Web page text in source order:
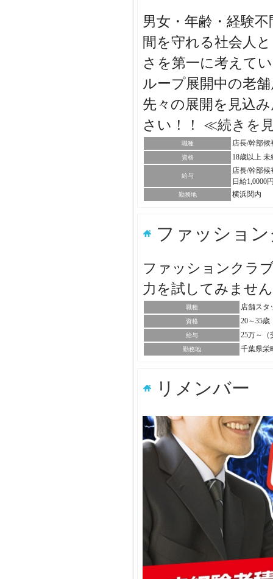
男女・年齢・経験
間を守れる社会人
さを第一に考えて
ループ展開中の老
先々の展開を見込
さい！！ ≪続きを
職種 店長/幹部
資格 18歳以上
給与
店長/幹部
日給1,0000
勤務地 横浜関内
ファッショ
ファッションクラ
力を試してみませ
職種 店舗スタ
資格 20～35歳
給与 25万～（
勤務地 千葉県栄
リメンバー